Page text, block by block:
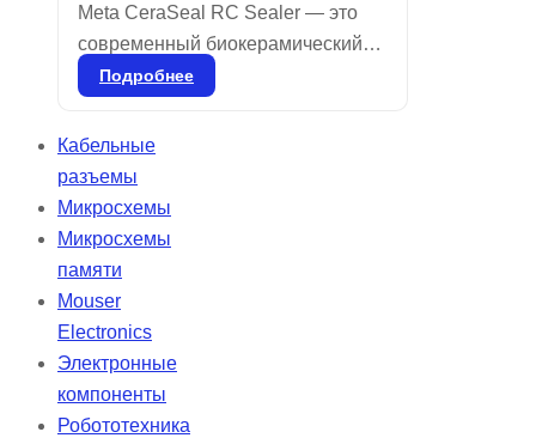
Meta CeraSeal RC Sealer — это
современный биокерамический
герметик, обладающий
свойствами. Он обеспечивает
надежную герметизацию,
предотвращая попадание влаги и
бактерий в дентинные канальцы
благодаря кристаллизации
гидроксида кальция. CeraSeal
гарантирует идеальную плотность
в корневом канале и отличается
высокой стабильностью, не
сжимаясь и не расширяясь.
Подробнее
Кабельные
разъемы
Микросхемы
Микросхемы
памяти
Mouser
Electronics
Электронные
компоненты
Робототехника